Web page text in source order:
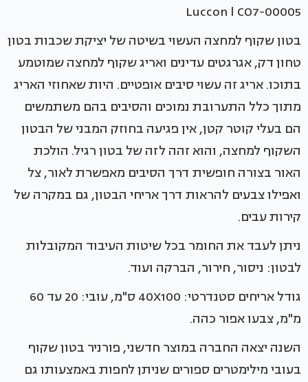
Luccon l CO7-00005
בטון שקוף למחצה העשוי בשיטה של יציקת שכבות בטון
טחון דק, אגרגטים עדינים ואריג שקוף למחצה שמוטמע
בתוכו. אריג זה עשוי סיבים אופטיים. היות שאחוזי האריג
מתוך כלל התערובת נמוכים והסיבים בהם משתמשים
הם בעלי קוטר קטן, אין פגיעה בחוזק המבני של הבטון
השקוף למחצה, והוא זהה לזה של בטון רגיל. הולכת
האור בצורה חופשית דרך הסיבים מאפשרת לאור, צל
ואפילו צבעים להראות דרך אריחי הבטון, גם במקרה של
קירות עבים.
ניתן לעבד את החומר בכל שיטות העיבוד המקובלות
לבטון: ניסור, חירור, הברקה ועוד.
גודל אריחים סטנדרטי: 40X100 ס"מ, עובי: 20 עד 60
מ"מ, צבעו אפור כהה.
השנה יצאה החברה במוצר חדשני, פורניר בטון שקוף
בעובי מילימטרים ספורים שניתן לחפות באמצעותו גם